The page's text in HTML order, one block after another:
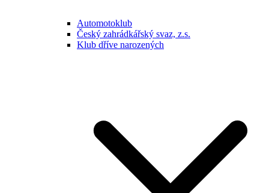
Automotoklub
Český zahrádkářský svaz, z.s.
Klub dříve narozených